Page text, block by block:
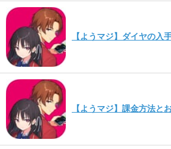
【ようマジ】ダイヤの入
【ようマジ】課金方法と